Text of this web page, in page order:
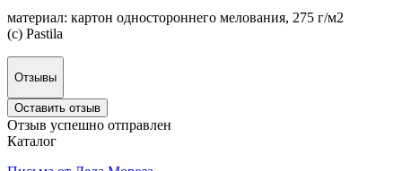
материал: картон одностороннего мелования, 275 г/м2
(с) Pastila
Отзывы
Оставить отзыв
Отзыв успешно отправлен
Каталог